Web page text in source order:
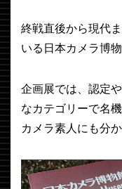
終戦直後から現代
いる日本カメラ博物
企画展では、認定
なカテゴリーで名
カメラ素人にも分